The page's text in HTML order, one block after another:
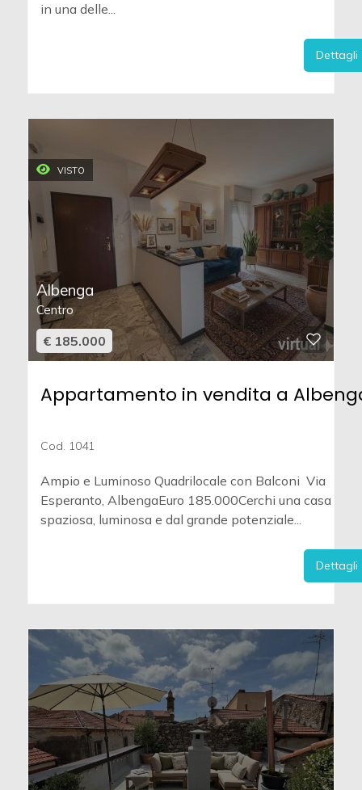
in una delle...
Dettagli
VISTO
Albenga
Centro
€ 185.000
Appartamento in vendita a
Cod. 1041
Ampio e Luminoso Quadrilocale con Balconi  Via
Esperanto, AlbengaEuro 185.000Cerchi una casa
spaziosa, luminosa e dal grande potenziale...
Dettagli